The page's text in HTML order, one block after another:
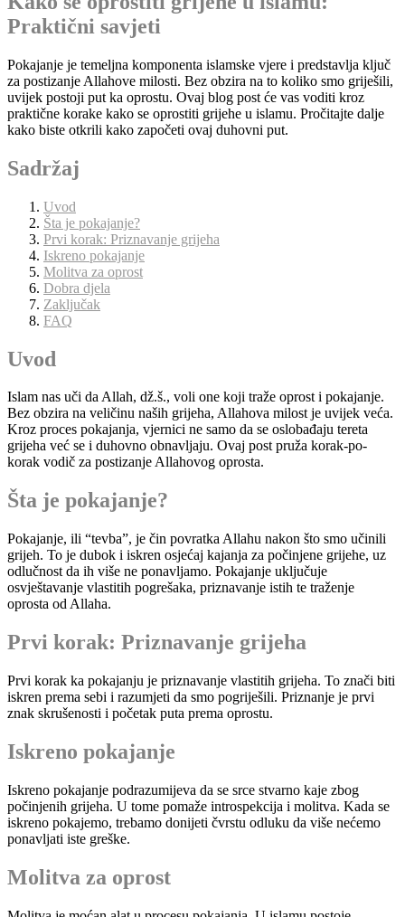
Praktični savjeti
Pokajanje je temeljna komponenta islamske vjere i predstavlja ključ
za postizanje Allahove milosti. Bez obzira na to koliko smo griješili,
uvijek postoji put ka oprostu. Ovaj blog post će vas voditi kroz
praktične korake kako se oprostiti grijehe u islamu. Pročitajte dalje
kako biste otkrili kako započeti ovaj duhovni put.
Sadržaj
Uvod
Šta je pokajanje?
Prvi korak: Priznavanje grijeha
Iskreno pokajanje
Molitva za oprost
Dobra djela
Zaključak
FAQ
Uvod
Islam nas uči da Allah, dž.š., voli one koji traže oprost i pokajanje.
Bez obzira na veličinu naših grijeha, Allahova milost je uvijek veća.
Kroz proces pokajanja, vjernici ne samo da se oslobađaju tereta
grijeha već se i duhovno obnavljaju. Ovaj post pruža korak-po-
korak vodič za postizanje Allahovog oprosta.
Šta je pokajanje?
Pokajanje, ili “tevba”, je čin povratka Allahu nakon što smo učinili
grijeh. To je dubok i iskren osjećaj kajanja za počinjene grijehe, uz
odlučnost da ih više ne ponavljamo. Pokajanje uključuje
osvještavanje vlastitih pogrešaka, priznavanje istih te traženje
oprosta od Allaha.
Prvi korak: Priznavanje grijeha
Prvi korak ka pokajanju je priznavanje vlastitih grijeha. To znači biti
iskren prema sebi i razumjeti da smo pogriješili. Priznanje je prvi
znak skrušenosti i početak puta prema oprostu.
Iskreno pokajanje
Iskreno pokajanje podrazumijeva da se srce stvarno kaje zbog
počinjenih grijeha. U tome pomaže introspekcija i molitva. Kada se
iskreno pokajemo, trebamo donijeti čvrstu odluku da više nećemo
ponavljati iste greške.
Molitva za oprost